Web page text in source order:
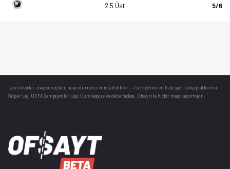
2.5 Üst 5/6
Canlı skorlar , maç sonuçları, puan durumu ve istatistikler — Türkiye’nin en hızlı spor takip platformu.
Süper Lig, UEFA Şampiyonlar Ligi, Euroleague ve daha fazlası. Ofsayt ile hiçbir maçı kaçırmayın.